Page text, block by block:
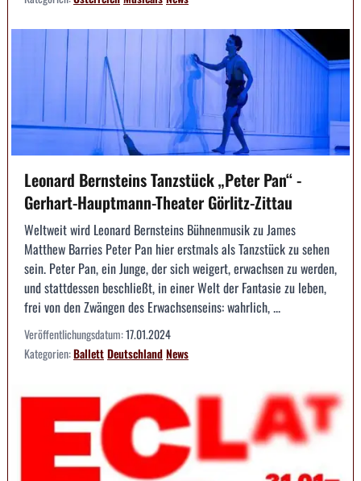
Leonard Bernsteins Tanzstück „Peter Pan“ -
Gerhart-Hauptmann-Theater Görlitz-Zittau
Weltweit wird Leonard Bernsteins Bühnenmusik zu James
Matthew Barries Peter Pan hier erstmals als Tanzstück zu sehen
sein. Peter Pan, ein Junge, der sich weigert, erwachsen zu werden,
und stattdessen beschließt, in einer Welt der Fantasie zu leben,
frei von den Zwängen des Erwachsenseins: wahrlich, ...
Veröffentlichungsdatum:17.01.2024
Kategorien:BallettDeutschlandNews